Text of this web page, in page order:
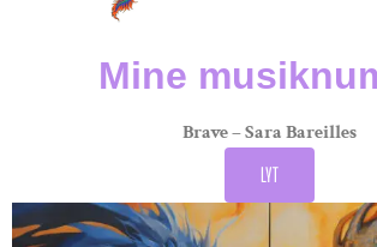
Mine
Brave – Sara Bareilles
LYT